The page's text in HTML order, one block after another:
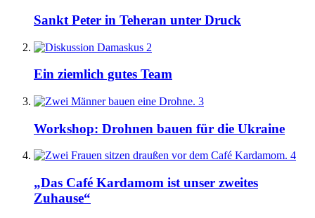
Sankt Peter in Teheran unter Druck
2
Ein ziemlich gutes Team
3
Workshop: Drohnen bauen für die Ukraine
4
„Das Café Kardamom ist unser zweites
Zuhause“